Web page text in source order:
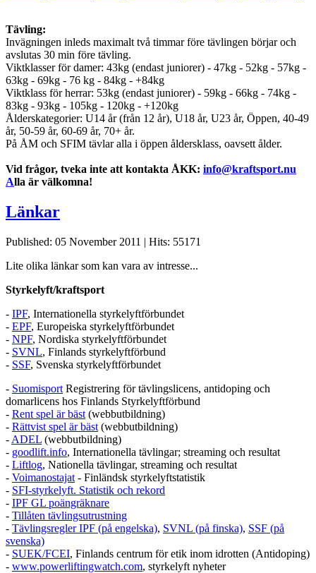
Tävling:
Invägningen inleds maximalt två timmar före tävlingen börjar och
avslutas 30 min före tävling.
Viktklasser för damer: 43kg (endast juniorer) - 47kg - 52kg - 57kg -
63kg - 69kg - 76 kg - 84kg - +84kg
Viktklass för herrar: 53kg (endast juniorer) - 59kg - 66kg - 74kg -
83kg - 93kg - 105kg - 120kg - +120kg
Ålderskategorier: U14 år (från 12 år), U18 år, U23 år, Öppen, 40-49
år, 50-59 år, 60-69 år, 70+ år.
På ÅM och SFIM tävlar alla i öppen åldersklass, oavsett ålder.
Vid frågor, tveka inte att kontakta ÅKK: info@kraftsport.nu
Alla är välkomna!
Länkar
Published: 05 November 2011 | Hits: 55171
Lite olika länkar som kan vara av intresse...
Styrkelyft/kraftsport
- IPF, Internationella styrkelyftförbundet
- EPF, Europeiska styrkelyftförbundet
- NPF, Nordiska styrkelyftförbundet
- SVNL, Finlands styrkelyftförbund
- SSF, Svenska styrkelyftförbundet
- Suomisport Registrering för tävlingslicens, antidoping och
domarlicens hos Finlands Styrkelyftförbund
- Rent spel är bäst (webbutbildning)
- Rättvist spel är bäst (webbutbildning)
- ADEL (webbutbildning)
- goodlift.info, Internationella tävlingar; streaming och resultat
- Liftlog, Nationella tävlingar, streaming och resultat
- Voimanostajat - Finländsk styrkelyftstatistik
- SFI-styrkelyft. Statistik och rekord
- IPF GL poängräknare
- Tillåten tävlingsutrustning
- Tävlingsregler IPF (på engelska), SVNL (på finska), SSF (på
svenska)
- SUEK/FCEI, Finlands centrum för etik inom idrotten (Antidoping)
- www.powerliftingwatch.com, styrkelyft nyheter